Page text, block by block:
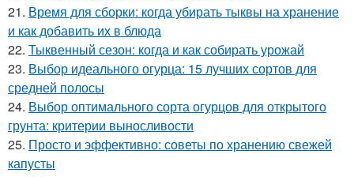
21. Время для сборки: когда убирать тыквы на хранение
и как добавить их в блюда
22. Тыквенный сезон: когда и как собирать урожай
23. Выбор идеального огурца: 15 лучших сортов для
средней полосы
24. Выбор оптимального сорта огурцов для открытого
грунта: критерии выносливости
25. Просто и эффективно: советы по хранению свежей
капусты